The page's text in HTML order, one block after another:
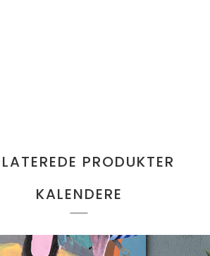
PRODUKTER
KALENDERE